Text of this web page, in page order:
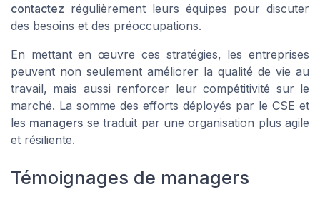
contactez régulièrement leurs équipes pour discuter
des besoins et des préoccupations.
En mettant en œuvre ces stratégies, les entreprises
peuvent non seulement améliorer la qualité de vie au
travail, mais aussi renforcer leur compétitivité sur le
marché. La somme des efforts déployés par le CSE et
les managers se traduit par une organisation plus agile
et résiliente.
Témoignages de managers